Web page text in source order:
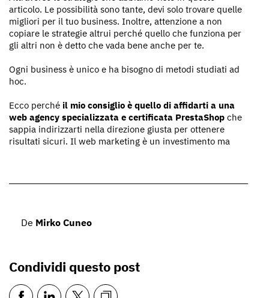
articolo. Le possibilità sono tante, devi solo trovare quelle
migliori per il tuo business. Inoltre, attenzione a non
copiare le strategie altrui perché quello che funziona per
gli altri non è detto che vada bene anche per te.
Ogni business è unico e ha bisogno di metodi studiati ad
hoc.
Ecco perché il mio consiglio è quello di affidarti a una
web agency specializzata e certificata PrestaShop che
sappia indirizzarti nella direzione giusta per ottenere
risultati sicuri. Il web marketing è un investimento ma
De Mirko Cuneo
Condividi questo post